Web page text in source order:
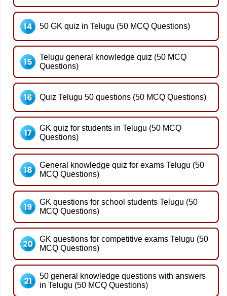
50 GK quiz in Telugu (50 MCQ Questions)
Telugu general knowledge quiz (50 MCQ
Questions)
Quiz Telugu 50 questions (50 MCQ Questions)
GK quiz for students in Telugu (50 MCQ
Questions)
General knowledge quiz for exams Telugu (50
MCQ Questions)
GK questions for school students Telugu (50
MCQ Questions)
GK questions for competitive exams Telugu (50
MCQ Questions)
50 general knowledge questions with answers
in Telugu (50 MCQ Questions)